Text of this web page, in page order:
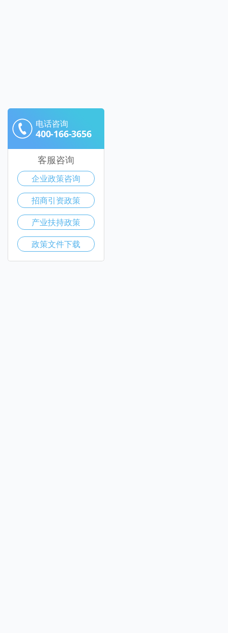
电话咨询
400-166-3656
客服咨询
企业政策咨询
招商引资政策
产业扶持政策
政策文件下载